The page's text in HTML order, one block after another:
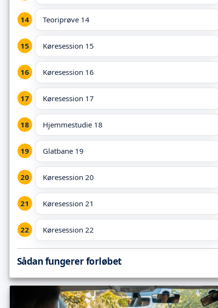
Teoriprøve 14
Køresession 15
Køresession 16
Køresession 17
Hjemmestudie 18
Glatbane 19
Køresession 20
Køresession 21
Køresession 22
Sådan fungerer forløbet